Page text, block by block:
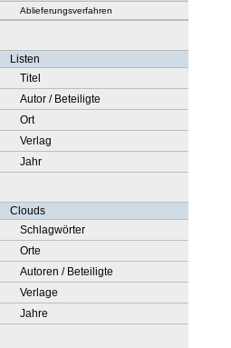
Ablieferungsverfahren
Listen
Titel
Autor / Beteiligte
Ort
Verlag
Jahr
Clouds
Schlagwörter
Orte
Autoren / Beteiligte
Verlage
Jahre